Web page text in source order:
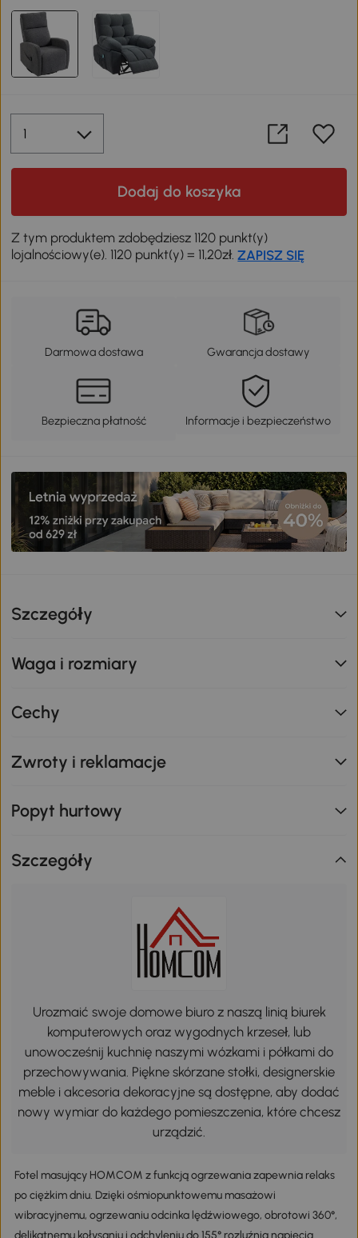
Dodaj do koszyka
Z tym produktem zdobędziesz 1120 punkt(y)
lojalnościowy(e). 1120 punkt(y) = 11,20zł.ZAPISZ SIĘ
Darmowa dostawa Gwarancja dostawy
Bezpieczna płatność Informacje i bezpieczeństwo
Szczegóły
Waga i rozmiary
Cechy
Zwroty i reklamacje
Popyt hurtowy
Szczegóły
Urozmaić swoje domowe biuro z naszą linią biurek
komputerowych oraz wygodnych krzeseł, lub
unowocześnij kuchnię naszymi wózkami i półkami do
przechowywania. Piękne skórzane stołki, designerskie
meble i akcesoria dekoracyjne są dostępne, aby dodać
nowy wymiar do każdego pomieszczenia, które chcesz
urządzić.
Fotel masujący HOMCOM z funkcją ogrzewania zapewnia relaks
po ciężkim dniu. Dzięki ośmiopunktowemu masażowi
wibracyjnemu, ogrzewaniu odcinka lędźwiowego, obrotowi 360°,
delikatnemu kołysaniu i odchyleniu do 155° rozluźnia napięcia.